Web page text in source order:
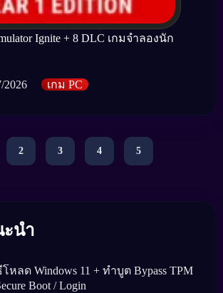
Ignite + 8 DLC เกมจำลองนัก
2026 เกม PC
2 3 4 5
นำ
หลด Windows 11 + ทำบูต Bypass TPM
Boot / Login